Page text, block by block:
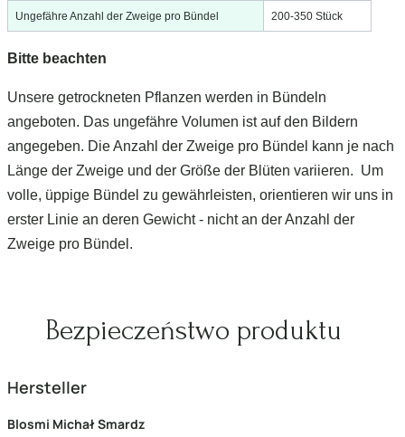
Ungefähre Anzahl der Zweige pro Bündel 200-350 Stück
Bitte beachten
Unsere getrockneten Pflanzen werden in Bündeln
angeboten. Das ungefähre Volumen ist auf den Bildern
angegeben. Die Anzahl der Zweige pro Bündel kann je nach
Länge der Zweige und der Größe der Blüten variieren. Um
volle, üppige Bündel zu gewährleisten, orientieren wir uns in
erster Linie an deren Gewicht - nicht an der Anzahl der
Zweige pro Bündel.
Bezpieczeństwo produktu
Hersteller
Blosmi Michał Smardz